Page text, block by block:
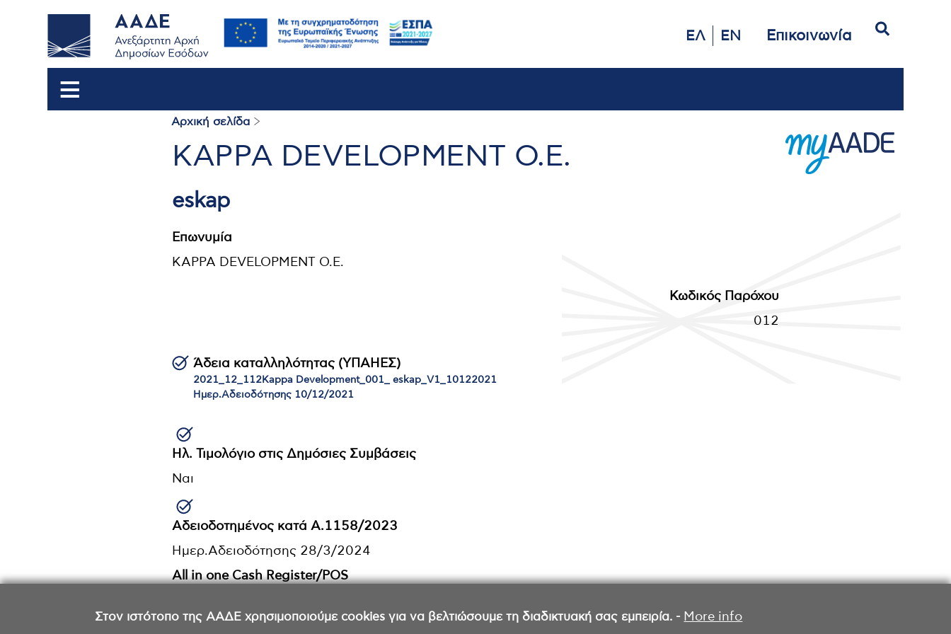
Στον ιστότοπο της ΑΑΔΕ χρησιμοποιούμε cookies για να βελτιώσουμε τη διαδικτυακή σας εμπειρία. - More info
ΕΛ EN Επικοινωνία
Breadcrumb
Αρχική σελίδα
KAPPA DEVELOPMENT Ο.Ε.
eskap
Επωνυμία
KAPPA DEVELOPMENT Ο.Ε.
Κωδικός Παρόχου
012
Άδεια καταλληλότητας (ΥΠΑΗΕΣ)
2021_12_112Kappa Development_001_ eskap_V1_10122021
Ημερ.Αδειοδότησης 10/12/2021
Ηλ. Τιμολόγιο στις Δημόσιες Συμβάσεις
Ναι
Αδειοδοτημένος κατά Α.1158/2023
Ημερ.Αδειοδότησης 28/3/2024
All in one Cash Register/POS